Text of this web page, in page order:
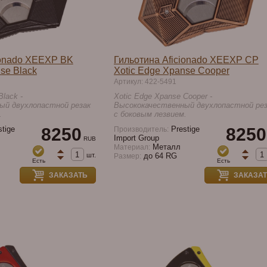
XEEXP BK
Black
-
двухлопастной резак
8250 RUB
Есть
шт.
ЗАКАЗАТЬ
Гильотина Aficionado XEEXP CP
Xotic Edge Xpanse Cooper
Артикул: 422-5491
Xotic Edge Xpanse Cooper -
Высококачественный двухлопастной
с боковым лезвием.
Производитель: Prestige
Import Group
Материал: Металл
Размер: до 64 RG
8250
Есть